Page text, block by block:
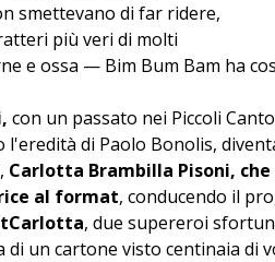
smettevano di far ridere,
più veri di molti
e ossa — Bim Bum Bam ha
con un passato nei Piccoli
l'eredità di Paolo Bonolis,
Carlotta Brambilla Pisoni,
al format, conducendo il
, due supereroi
di un cartone visto centinaia di